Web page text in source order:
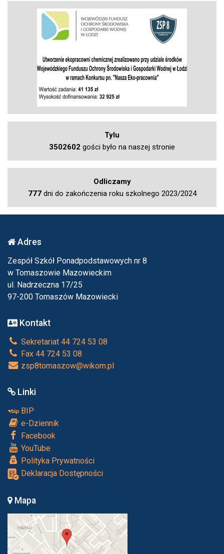
Tylu
3502602 gości było na naszej stronie
Odliczamy
777dni do zakończenia roku szkolnego 2023/2024
Adres
Zespół Szkół Ponadpodstawowych nr 8
w Tomaszowie Mazowieckim
ul. Nadrzeczna 17/25
97-200 Tomaszów Mazowiecki
Kontakt
Sekretariat 44 724 53 08
Fax 44 724 53 08
zsp8tomaszow@wikom.pl
Linki
BIP
e-Dziennik
Facebook
YouTube
Polityka Prywatności
Deklaracja Dostępności
Mapa